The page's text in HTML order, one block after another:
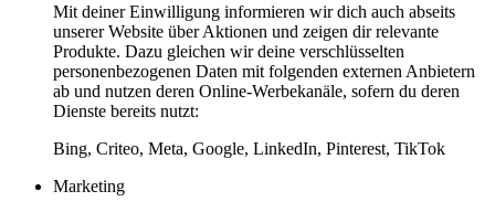
Mit deiner Einwilligung informieren wir dich auch abseits
unserer Website über Aktionen und zeigen dir relevante
Produkte. Dazu gleichen wir deine verschlüsselten
personenbezogenen Daten mit folgenden externen Anbietern
ab und nutzen deren Online-Werbekanäle, sofern du deren
Dienste bereits nutzt:
Bing, Criteo, Meta, Google, LinkedIn, Pinterest, TikTok
Marketing